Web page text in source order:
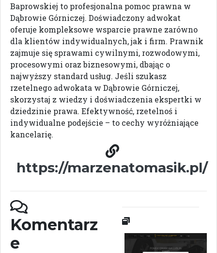
Baprowskiej to profesjonalna pomoc prawna w
Dąbrowie Górniczej. Doświadczony adwokat
oferuje kompleksowe wsparcie prawne zarówno
dla klientów indywidualnych, jak i firm. Prawnik
zajmuje się sprawami cywilnymi, rozwodowymi,
procesowymi oraz biznesowymi, dbając o
najwyższy standard usług. Jeśli szukasz
rzetelnego adwokata w Dąbrowie Górniczej,
skorzystaj z wiedzy i doświadczenia ekspertki w
dziedzinie prawa. Efektywność, rzetelnoś i
indywidualne podejście – to cechy wyróżniające
kancelarię.
https://marzenatomasik.pl/
Komentarz
e